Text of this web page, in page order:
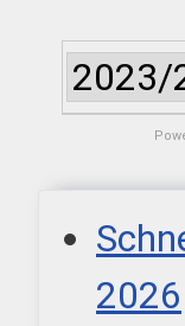
2026